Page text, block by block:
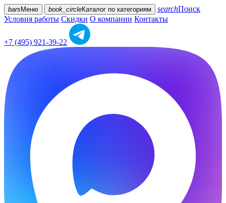
bars Меню book_circleКаталог по категориям searchПоиск
Условия работы Скидки О компании Контакты
+7 (495) 921-39-22